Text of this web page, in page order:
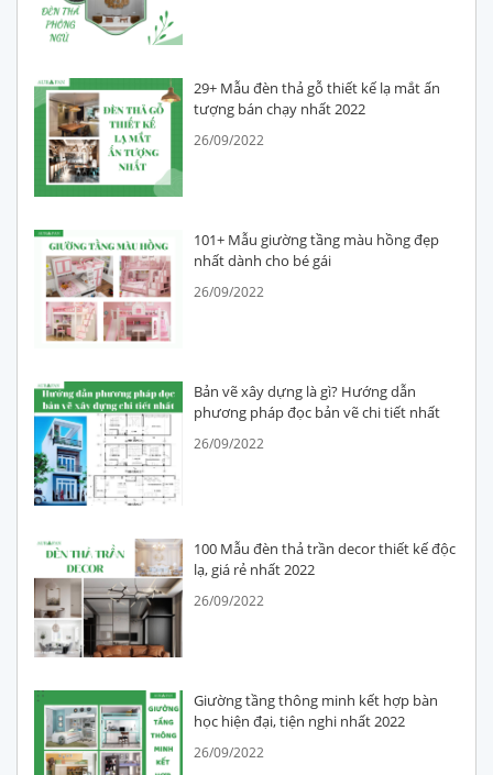
29+ Mẫu đèn thả gỗ thiết kế lạ mắt ấn
tượng bán chạy nhất 2022
26/09/2022
101+ Mẫu giường tầng màu hồng đẹp
nhất dành cho bé gái
26/09/2022
Bản vẽ xây dựng là gì? Hướng dẫn
phương pháp đọc bản vẽ chi tiết nhất
26/09/2022
100 Mẫu đèn thả trần decor thiết kế độc
lạ, giá rẻ nhất 2022
26/09/2022
Giường tầng thông minh kết hợp bàn
học hiện đại, tiện nghi nhất 2022
26/09/2022